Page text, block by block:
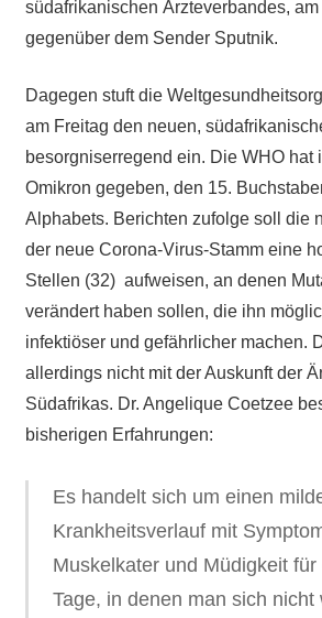
südafrikanischen Ärzteverbandes, am
gegenüber dem Sender Sputnik.
Dagegen stuft die
am Freitag den neuen,
besorgniserregend ein. Die WHO hat
Omikron gegeben, den 15.
Alphabets. Berichten zufolge soll die
der neue Corona-Virus-Stamm eine
Stellen (32) aufweisen, an denen
verändert haben sollen, die ihn
infektiöser und gefährlicher machen.
allerdings nicht mit der Auskunft der
Südafrikas. Dr. Angelique Coetzee
bisherigen Erfahrungen:
Es handelt sich um einen
Krankheitsverlauf mit
Muskelkater und Müdigkeit
Tage, in denen man sich nicht